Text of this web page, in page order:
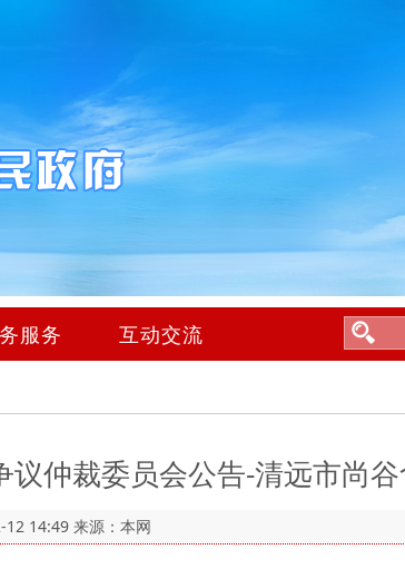
服务 互动交流
仲裁委员会公告-清远市尚
12 14:49 来源：本网